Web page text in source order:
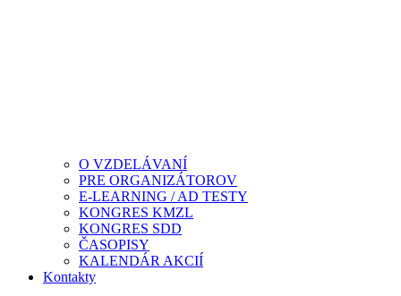
O VZDELÁVANÍ
PRE ORGANIZÁTOROV
E-LEARNING / AD TESTY
KONGRES KMZL
KONGRES SDD
ČASOPISY
KALENDÁR AKCIÍ
Kontakty